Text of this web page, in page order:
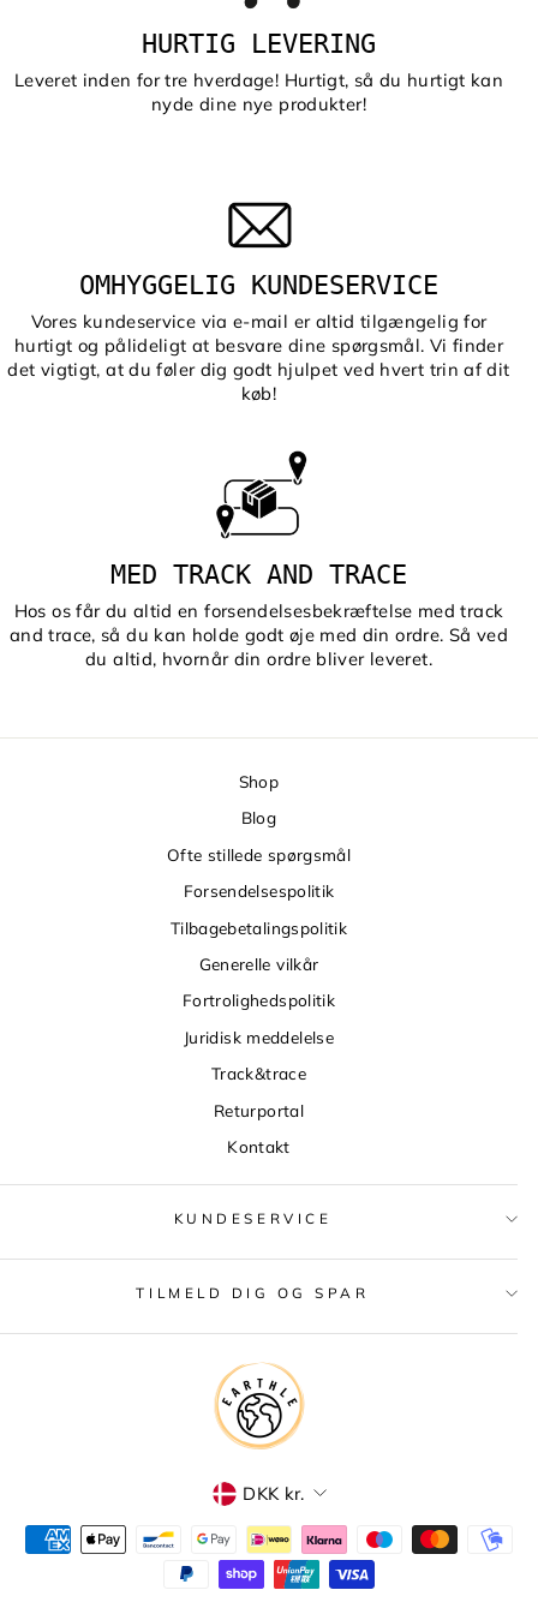
HURTIG LEVERING
Leveret inden for tre hverdage! Hurtigt, så du hurtigt kan
nyde dine nye produkter!
OMHYGGELIG KUNDESERVICE
Vores kundeservice via e-mail er altid tilgængelig for
hurtigt og pålideligt at besvare dine spørgsmål. Vi finder
det vigtigt, at du føler dig godt hjulpet ved hvert trin af dit
køb!
MED TRACK AND TRACE
Hos os får du altid en forsendelsesbekræftelse med track
and trace, så du kan holde godt øje med din ordre. Så ved
du altid, hvornår din ordre bliver leveret.
Shop
Blog
Ofte stillede spørgsmål
Forsendelsespolitik
Tilbagebetalingspolitik
Generelle vilkår
Fortrolighedspolitik
Juridisk meddelelse
Track&trace
Returportal
Kontakt
KUNDESERVICE
TILMELD DIG OG SPAR
VALUTA
DKK kr.